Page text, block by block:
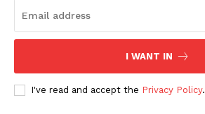
I WANT IN
I've read and accept the Privacy Policy.